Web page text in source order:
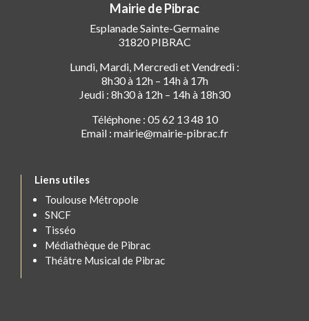
Mairie de Pibrac
Esplanade Sainte-Germaine
31820 PIBRAC
Lundi, Mardi, Mercredi et Vendredi :
8h30 à 12h – 14h à 17h
Jeudi : 8h30 à 12h – 14h à 18h30
Téléphone : 05 62 13 48 10
Email : mairie@mairie-pibrac.fr
Liens utiles
Toulouse Métropole
SNCF
Tisséo
Médiathèque de Pibrac
Théâtre Musical de Pibrac